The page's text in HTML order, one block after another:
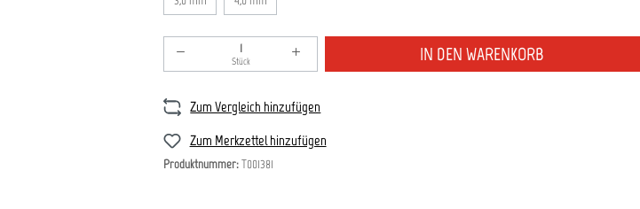
Produkt Anzahl: Gib den gewünschten Wert ein oder benutze
Stück IN DEN WARENKORB
Zum Vergleich hinzufügen
Zum Merkzettel hinzufügen
Produktnummer:T001381